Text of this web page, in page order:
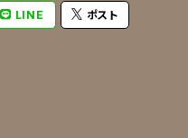
LINE ポスト